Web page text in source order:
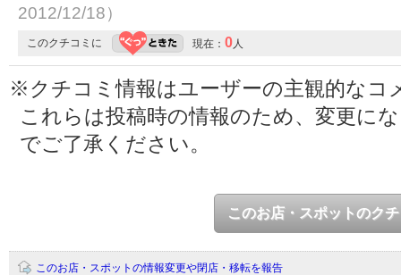
2012/12/18）
このクチコミに 現在： 0人
※クチコミ情報はユーザーの主観的なコ
これらは投稿時の情報のため、変更に
でご了承ください。
このお店・スポットのク
このお店・スポットの情報変更や閉店・移転を報告